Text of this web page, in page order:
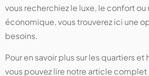
vous recherchiez le luxe, le confort
économique, vous trouverez ici une
besoins.
Pour en savoir plus sur les quartiers et
vous pouvez lire notre article complet